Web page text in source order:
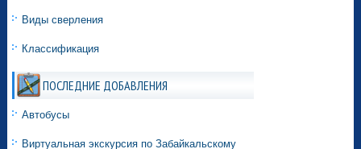
Виды сверления
Классификация
ПОСЛЕДНИЕ ДОБАВЛЕНИЯ
Автобусы
Виртуальная экскурсия по Забайкальскому